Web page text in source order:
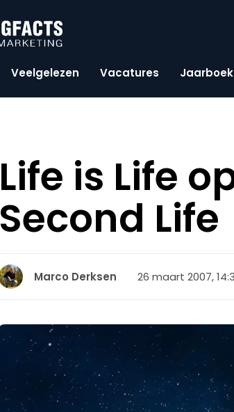
Veelgelezen Vacatures Jaarboek
Life is Life
Second Life
Marco Derksen 26 maart 2007,